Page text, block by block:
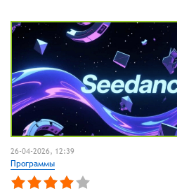
26-04-2026, 12:39
Программы